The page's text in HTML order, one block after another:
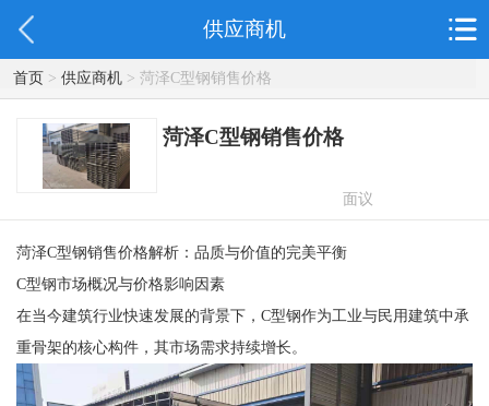
供应商机
首页> 供应商机> 菏泽C型钢销售价格
菏泽C型钢销售价格
面议
菏泽C型钢销售价格解析：品质与价值的完美平衡
C型钢市场概况与价格影响因素
在当今建筑行业快速发展的背景下，C型钢作为工业与民用建筑中承
重骨架的核心构件，其市场需求持续增长。